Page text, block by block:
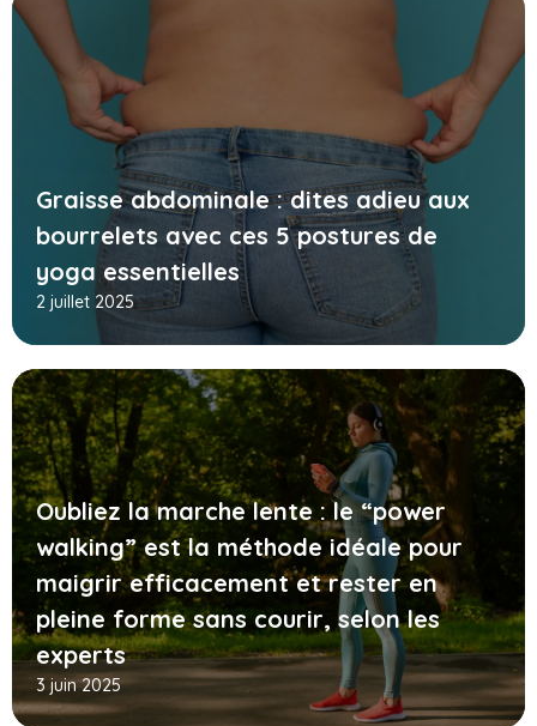
Graisse abdominale : dites adieu aux
bourrelets avec ces 5 postures de
yoga essentielles
2 juillet 2025
Oubliez la marche lente : le “power
walking” est la méthode idéale pour
maigrir efficacement et rester en
pleine forme sans courir, selon les
experts
3 juin 2025